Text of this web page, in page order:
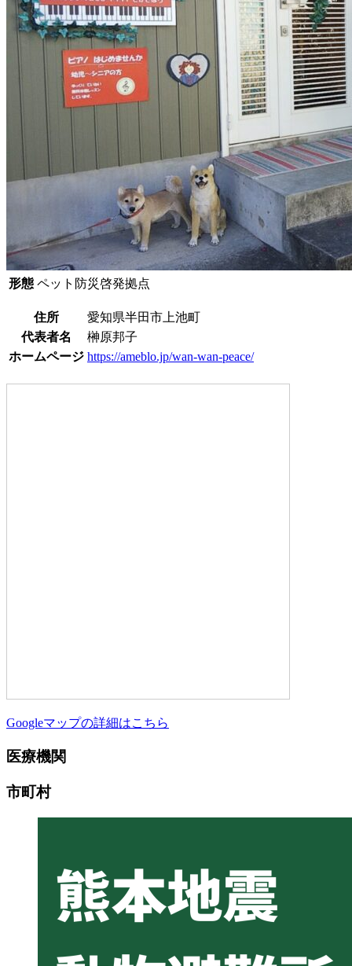
形態 ペット防災啓発拠点
住所
愛知県半田市上池町
代表者名
榊原邦子
ホームページ https://ameblo.jp/wan-wan-peace/
Googleマップの詳細はこちら
医療機関
市町村